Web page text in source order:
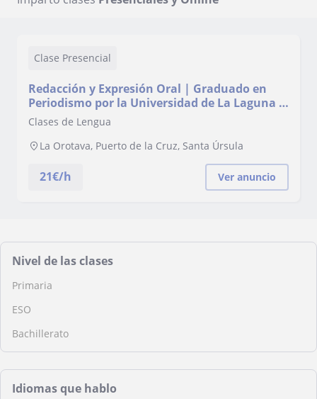
Clase Presencial
Redacción y Expresión Oral | Graduado en
Periodismo por la Universidad de La Laguna |
Metodología a Resultados
Clases de Lengua
La Orotava, Puerto de la Cruz, Santa Úrsula
21€/h Ver anuncio
Nivel de las clases
Primaria
ESO
Bachillerato
Idiomas que hablo